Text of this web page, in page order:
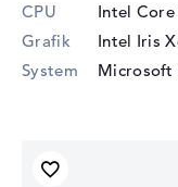
CPU Intel Core
Grafik
Intel Iris
System
Microsoft